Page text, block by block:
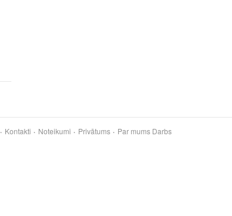
Kontakti Noteikumi Privātums Par mums Darbs